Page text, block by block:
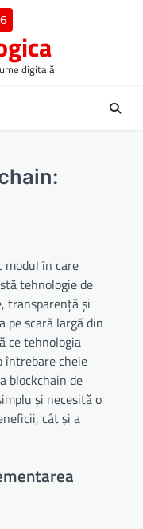
digitală
modul în care
tehnologie de
transparență și
scară largă din
ce tehnologia
întrebare cheie
blockchain de
și necesită o
cât și a